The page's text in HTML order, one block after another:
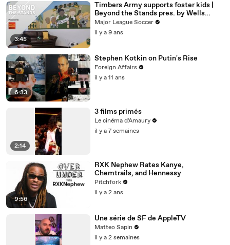
3:45
Timbers Army supports foster kids |
Beyond the Stands pres. by Wells
Fargo
Major League Soccer
il y a 9 ans
6:33
Stephen Kotkin on Putin's Rise
Foreign Affairs
il y a 11 ans
2:14
3 films primés
Le cinéma d'Amaury
il y a 7 semaines
9:56
RXK Nephew Rates Kanye,
Chemtrails, and Hennessy
Pitchfork
il y a 2 ans
Une série de SF de AppleTV
Matteo Sapin
il y a 2 semaines